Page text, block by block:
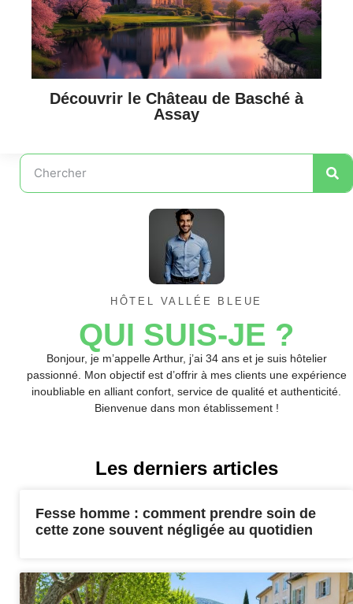
Découvrir le Château de Basché à
Assay
HÔTEL VALLÉE BLEUE
QUI SUIS-JE ?
Bonjour, je m’appelle Arthur, j’ai 34 ans et je suis hôtelier
passionné. Mon objectif est d’offrir à mes clients une expérience
inoubliable en alliant confort, service de qualité et authenticité.
Bienvenue dans mon établissement !
Les derniers articles
Fesse homme : comment prendre soin de
cette zone souvent négligée au quotidien